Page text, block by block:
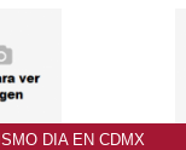
DIA EN CDMX